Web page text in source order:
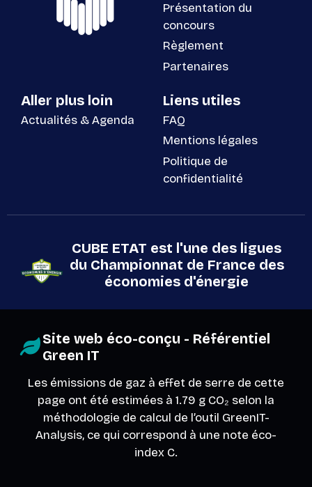
Présentation du
concours
Règlement
Partenaires
Aller plus loin
Actualités & Agenda
Liens utiles
FAQ
Mentions légales
Politique de
confidentialité
CUBE ETAT est l'une des ligues
du Championnat de France des
économies d'énergie
Site web éco-conçu - Référentiel
Green IT
Les émissions de gaz à effet de serre de cette
page ont été estimées à 1.79 g CO₂ selon la
méthodologie de calcul de l’outil GreenIT-
Analysis, ce qui correspond à une note éco-
index C.